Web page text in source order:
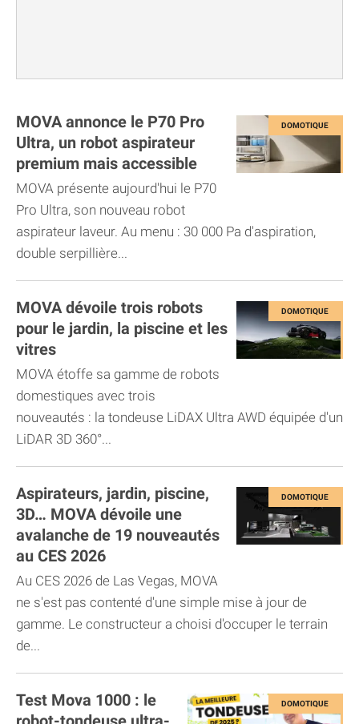
MOVA annonce le P70 Pro
Ultra, un robot aspirateur
premium mais accessible
MOVA présente aujourd'hui le P70
Pro Ultra, son nouveau robot
aspirateur laveur. Au menu : 30 000 Pa d'aspiration,
double serpillière...
MOVA dévoile trois robots
pour le jardin, la piscine et les
vitres
MOVA étoffe sa gamme de robots
domestiques avec trois
nouveautés : la tondeuse LiDAX Ultra AWD équipée d'un
LiDAR 3D 360°...
Aspirateurs, jardin, piscine,
3D… MOVA dévoile une
avalanche de 19 nouveautés
au CES 2026
Au CES 2026 de Las Vegas, MOVA
ne s'est pas contenté d'une simple mise à jour de
gamme. Le constructeur a choisi d'occuper le terrain
de...
Test Mova 1000 : le